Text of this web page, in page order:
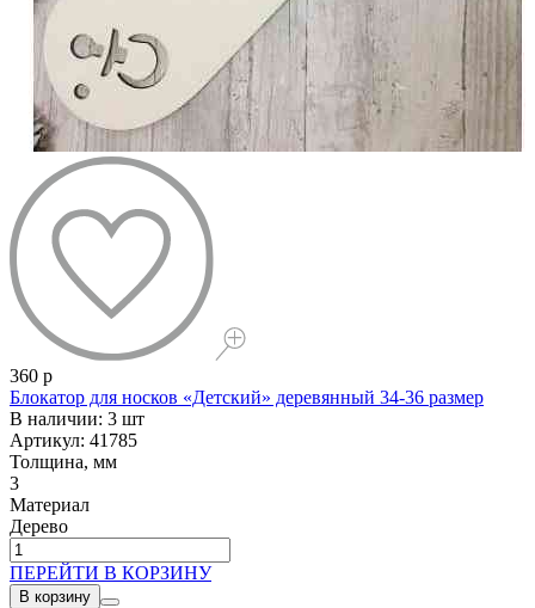
360 р
Блокатор для носков «Детский» деревянный 34-36 размер
В наличии: 3 шт
Артикул: 41785
Толщина, мм
3
Материал
Дерево
ПЕРЕЙТИ В КОРЗИНУ
В корзину